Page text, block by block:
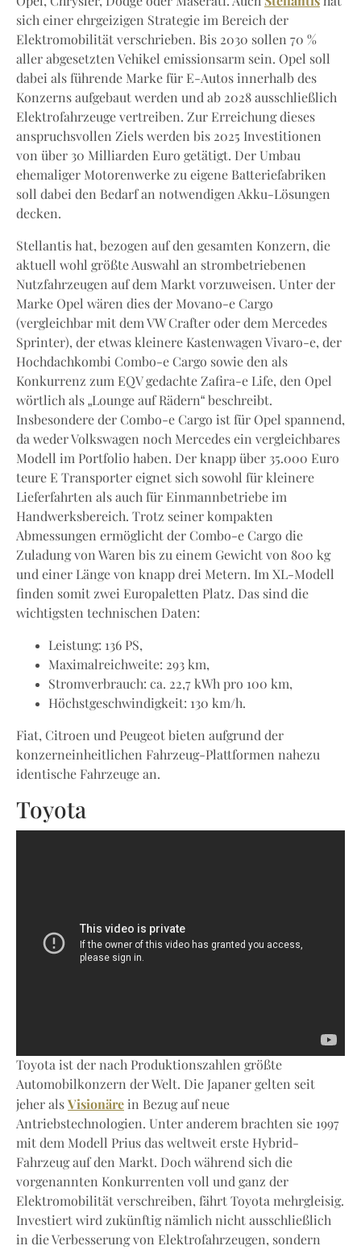
sich einer ehrgeizigen Strategie im Bereich der
Elektromobilität verschrieben. Bis 2030 sollen 70 %
aller abgesetzten Vehikel emissionsarm sein. Opel soll
dabei als führende Marke für E-Autos innerhalb des
Konzerns aufgebaut werden und ab 2028 ausschließlich
Elektrofahrzeuge vertreiben. Zur Erreichung dieses
anspruchsvollen Ziels werden bis 2025 Investitionen
von über 30 Milliarden Euro getätigt. Der Umbau
ehemaliger Motorenwerke zu eigene Batteriefabriken
soll dabei den Bedarf an notwendigen Akku-Lösungen
decken.
Stellantis hat, bezogen auf den gesamten Konzern, die
aktuell wohl größte Auswahl an strombetriebenen
Nutzfahrzeugen auf dem Markt vorzuweisen. Unter der
Marke Opel wären dies der Movano-e Cargo
(vergleichbar mit dem VW Crafter oder dem Mercedes
Sprinter), der etwas kleinere Kastenwagen Vivaro-e, der
Hochdachkombi Combo-e Cargo sowie den als
Konkurrenz zum EQV gedachte Zafira-e Life, den Opel
wörtlich als „Lounge auf Rädern“ beschreibt.
Insbesondere der Combo-e Cargo ist für Opel spannend,
da weder Volkswagen noch Mercedes ein vergleichbares
Modell im Portfolio haben. Der knapp über 35.000 Euro
teure E Transporter eignet sich sowohl für kleinere
Lieferfahrten als auch für Einmannbetriebe im
Handwerksbereich. Trotz seiner kompakten
Abmessungen ermöglicht der Combo-e Cargo die
Zuladung von Waren bis zu einem Gewicht von 800 kg
und einer Länge von knapp drei Metern. Im XL-Modell
finden somit zwei Europaletten Platz. Das sind die
wichtigsten technischen Daten:
Leistung: 136 PS,
Maximalreichweite: 293 km,
Stromverbrauch: ca. 22,7 kWh pro 100 km,
Höchstgeschwindigkeit: 130 km/h.
Fiat, Citroen und Peugeot bieten aufgrund der
konzerneinheitlichen Fahrzeug-Plattformen nahezu
identische Fahrzeuge an.
Toyota
Toyota ist der nach Produktionszahlen größte
Automobilkonzern der Welt. Die Japaner gelten seit
jeher als Visionäre in Bezug auf neue
Antriebstechnologien. Unter anderem brachten sie 1997
mit dem Modell Prius das weltweit erste Hybrid-
Fahrzeug auf den Markt. Doch während sich die
vorgenannten Konkurrenten voll und ganz der
Elektromobilität verschreiben, fährt Toyota mehrgleisig.
Investiert wird zukünftig nämlich nicht ausschließlich
in die Verbesserung von Elektrofahrzeugen, sondern